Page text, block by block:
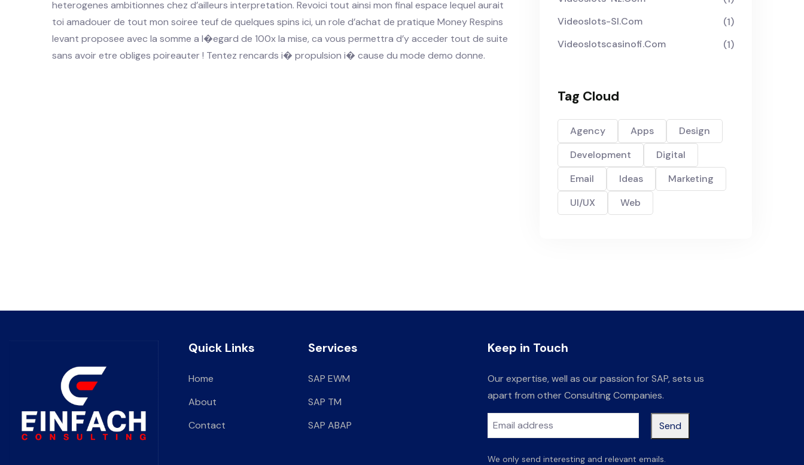
heterogenes ambitionnes chez d’ailleurs interpretation. Revoici tout ainsi mon final espace lequel aurait
toi amadouer de tout mon soiree teuf de quelques spins ici, un role d’achat de pratique Money Respins
levant proposee avec la somme a l�egard de 100x la mise, ca vous permettra d’y acceder tout de suite
sans avoir etre obliges poireauter ! Tentez rencards i� propulsion i� cause du mode demo donne.
Videoslots-Sl.com
(1)
Videoslotscasinofi.com
(1)
Tag Cloud
Agency Apps
Design
Development
Digital
Email
Ideas
Marketing
UI/UX
Web
Quick Links
Home
About
Contact
Services
SAP EWM
SAP TM
SAP ABAP
Keep in Touch
Our expertise, well as our passion for SAP, sets us
apart from other Consulting Companies.
Send
This
We only send interesting and relevant emails.